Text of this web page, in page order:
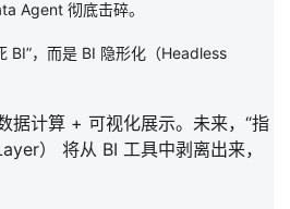
Agent 彻底击碎。
BI”，而是 BI 隐形化（Headless
据计算 + 可视化展示。未来， “指
）
将从 BI 工具中剥离出来，